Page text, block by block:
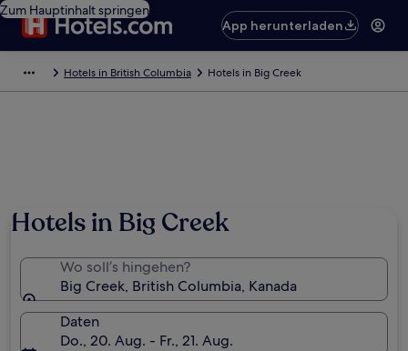
Zum Hauptinhalt springen
App herunterladen
Hotels in British Columbia Hotels in Big Creek
Hotels in Big Creek
Wo soll’s hingehen?
Big Creek, British Columbia, Kanada
Daten
Do., 20. Aug. - Fr., 21. Aug.